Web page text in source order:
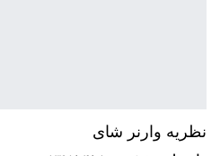
نظریه وارنر شای